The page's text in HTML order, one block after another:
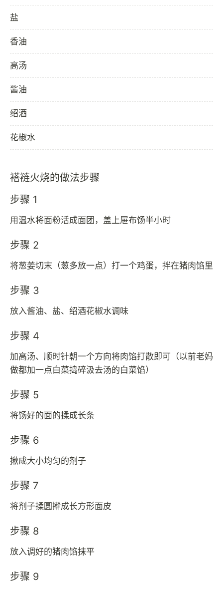
盐
香油
高汤
酱油
绍酒
花椒水
褡裢火烧的做法步骤
步骤 1
用温水将面粉活成面团，盖上屉布饧半小时
步骤 2
将葱姜切末（葱多放一点）打一个鸡蛋，拌在猪肉馅里
步骤 3
放入酱油、盐、绍酒花椒水调味
步骤 4
加高汤、顺时针朝一个方向将肉馅打散即可（以前老妈
做都加一点白菜捣碎汲去汤的白菜馅）
步骤 5
将饧好的面的揉成长条
步骤 6
揪成大小均匀的剂子
步骤 7
将剂子揉圆擀成长方形面皮
步骤 8
放入调好的猪肉馅抹平
步骤 9